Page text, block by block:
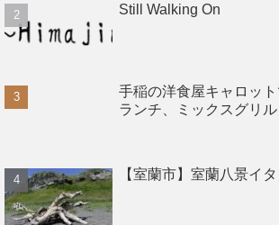
Still Walking On
手稲の洋食屋キャロッ
ランチ、ミックスグリル
【室蘭市】室蘭八景イ